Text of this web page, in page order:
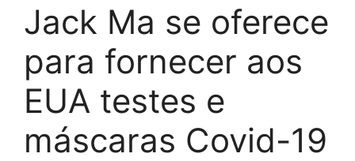
Jack Ma se oferece
para fornecer aos
EUA testes e
máscaras Covid-19